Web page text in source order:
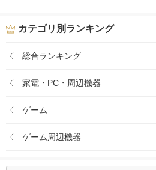
カテゴリ別ランキング
総合ランキング
家電・PC・周辺機器
ゲーム
ゲーム周辺機器